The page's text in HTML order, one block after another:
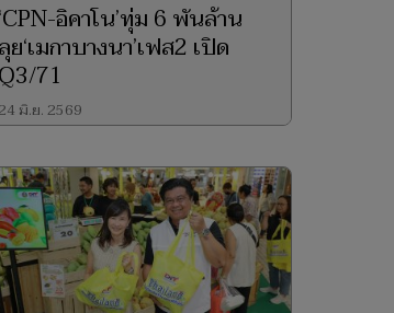
‘CPN-อิคาโน’ทุ่ม 6 พันล้าน
ลุย‘เมกาบางนา’เฟส2 เปิด
Q3/71
มิ.ย. 2569